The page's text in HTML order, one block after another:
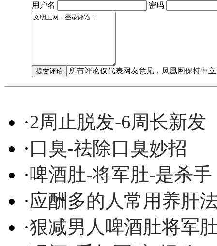
用户名
密码
所有评论仅代表网友意见，凤凰网保持中
·2周止脱发-6周长新发
·口臭-祛除口臭妙招
·啤酒肚-将军肚-是杀手
·应酬多的人常用养肝
·狠减男人啤酒肚将军